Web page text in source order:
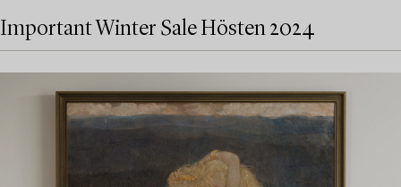
Important Winter Sale Hösten 2024